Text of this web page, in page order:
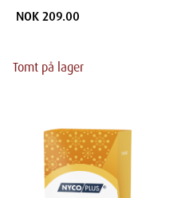
Kapsler 100 stk
NOK 209.00
Tomt på lager